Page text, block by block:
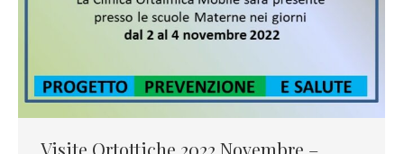
Visite Ortottiche 2022 Novembre –